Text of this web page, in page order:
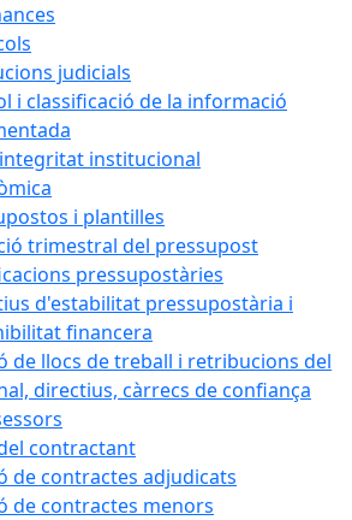
judicials
i classificació de la informació
institucional
i plantilles
trimestral del pressupost
pressupostàries
d'estabilitat pressupostària i
financera
de llocs de treball i retribucions del
directius, càrrecs de confiança
contractant
de contractes adjudicats
de contractes menors